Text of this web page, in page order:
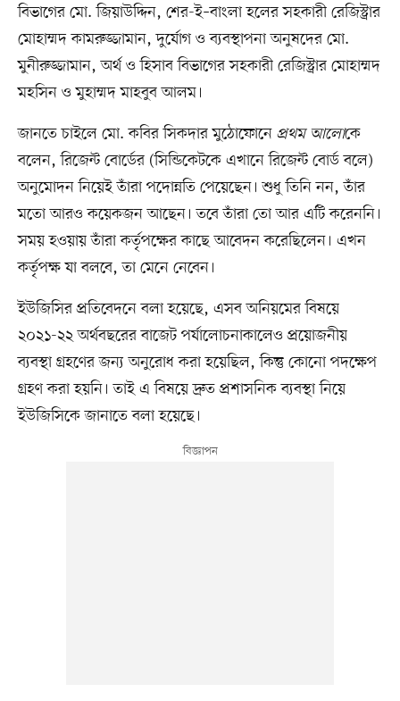
বিভাগের মো. জিয়াউদ্দিন, শের-ই–বাংলা হলের সহকারী রেজিস্ট্রার
মোহাম্মদ কামরুজ্জামান, দুর্যোগ ও ব্যবস্থাপনা অনুষদের মো.
মুনীরুজ্জামান, অর্থ ও হিসাব বিভাগের সহকারী রেজিস্ট্রার মোহাম্মদ
মহসিন ও মুহাম্মদ মাহবুব আলম।
জানতে চাইলে মো. কবির সিকদার মুঠোফোনে প্রথম আলোকে
বলেন, রিজেন্ট বোর্ডের (সিন্ডিকেটকে এখানে রিজেন্ট বোর্ড বলে)
অনুমোদন নিয়েই তাঁরা পদোন্নতি পেয়েছেন। শুধু তিনি নন, তাঁর
মতো আরও কয়েকজন আছেন। তবে তাঁরা তো আর এটি করেননি।
সময় হওয়ায় তাঁরা কর্তৃপক্ষের কাছে আবেদন করেছিলেন। এখন
কর্তৃপক্ষ যা বলবে, তা মেনে নেবেন।
ইউজিসির প্রতিবেদনে বলা হয়েছে, এসব অনিয়মের বিষয়ে
২০২১-২২ অর্থবছরের বাজেট পর্যালোচনাকালেও প্রয়োজনীয়
ব্যবস্থা গ্রহণের জন্য অনুরোধ করা হয়েছিল, কিন্তু কোনো পদক্ষেপ
গ্রহণ করা হয়নি। তাই এ বিষয়ে দ্রুত প্রশাসনিক ব্যবস্থা নিয়ে
ইউজিসিকে জানাতে বলা হয়েছে।